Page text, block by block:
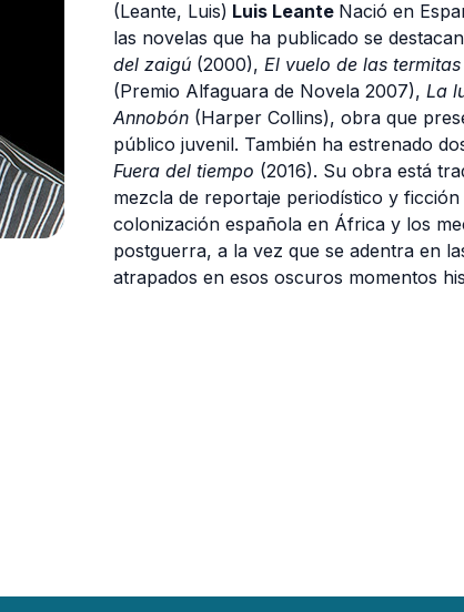
(Leante, Luis) Luis Leante Nació en
las novelas que ha publicado se
del zaigú (2000), El vuelo de las termitas
(Premio Alfaguara de Novela 2007), La
Annobón (Harper Collins), obra que
público juvenil. También ha estrenado
Fuera del tiempo (2016). Su obra está
mezcla de reportaje periodístico y
colonización española en África y los
postguerra, a la vez que se adentra en
atrapados en esos oscuros momentos